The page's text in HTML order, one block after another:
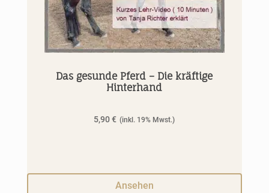
Das gesunde Pferd – Die kräftige
Hinterhand
5,90€
Ansehen